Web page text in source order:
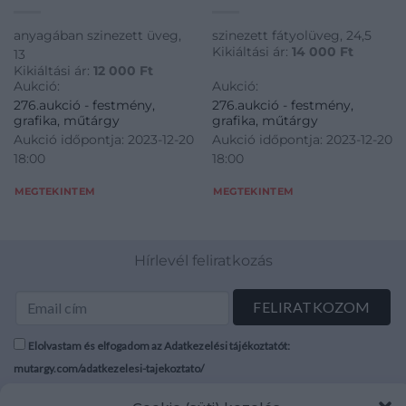
anyagában szinezett üveg,
13
Kikiáltási ár: 12 000 Ft
Aukció:
276.aukció - festmény,
grafika, műtárgy
Aukció időpontja: 2023-12-20
18:00
MEGTEKINTEM
szinezett fátyolüveg, 24,5
Kikiáltási ár: 14 000 Ft
Aukció:
276.aukció - festmény,
grafika, műtárgy
Aukció időpontja: 2023-12-20
18:00
MEGTEKINTEM
Hírlevél feliratkozás
Elolvastam és elfogadom az Adatkezelési tájékoztatót:
mutargy.com/adatkezelesi-tajekoztato/